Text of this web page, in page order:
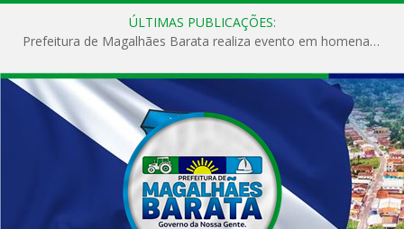
ÚLTIMAS PUBLICAÇÕES:
Prefeitura de Magalhães Barata realiza evento em homenagem ao Dia Internacional da Mulher